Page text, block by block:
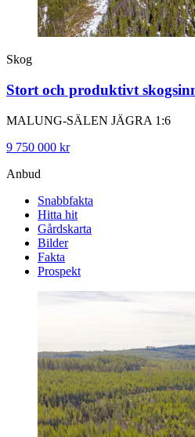
Skog
Stort och produktivt
MALUNG-SÄLEN JÄGRA 1:6
9 750 000 kr
Anbud
Snabbfakta
Hitta hit
Gårdskarta
Bilder
Fakta
Prospekt